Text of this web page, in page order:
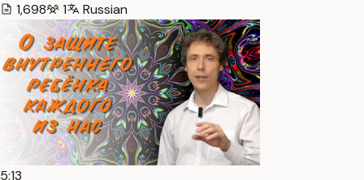
1,698
1 Russian
5:13